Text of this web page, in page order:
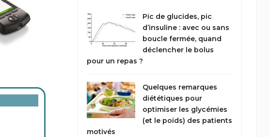
Pic de glucides, pic
d’insuline : avec ou sans
boucle fermée, quand
déclencher le bolus
pour un repas ?
Quelques remarques
diététiques pour
optimiser les glycémies
(et le poids) des patients
motivés